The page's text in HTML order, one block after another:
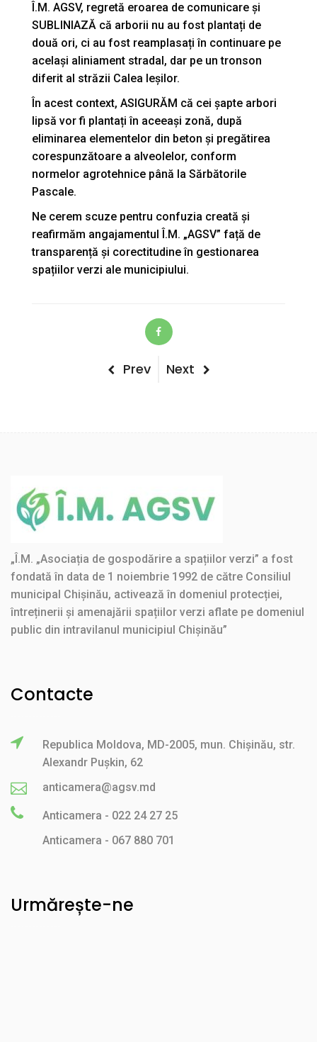
Î.M. AGSV, regretă eroarea de comunicare și
SUBLINIAZĂ că arborii nu au fost plantați de
două ori, ci au fost reamplasați în continuare pe
același aliniament stradal, dar pe un tronson
diferit al străzii Calea Ieșilor.
În acest context, ASIGURĂM că cei șapte arbori
lipsă vor fi plantați în aceeași zonă, după
eliminarea elementelor din beton și pregătirea
corespunzătoare a alveolelor, conform
normelor agrotehnice până la Sărbătorile
Pascale.
Ne cerem scuze pentru confuzia creată și
reafirmăm angajamentul Î.M. „AGSV” față de
transparență și corectitudine în gestionarea
spațiilor verzi ale municipiului.
Previous
Prev
Next
Next
„Î.M. „Asociația de gospodărire a spațiilor verzi” a fost
fondată în data de 1 noiembrie 1992 de către Consiliul
municipal Chișinău, activează în domeniul protecției,
întreținerii și amenajării spațiilor verzi aflate pe domeniul
public din intravilanul municipiul Chișinău”
Contacte
Republica Moldova, MD-2005, mun. Chișinău, str.
Alexandr Pușkin, 62
anticamera@agsv.md
Anticamera - 022 24 27 25
Anticamera - 067 880 701
Urmărește-ne